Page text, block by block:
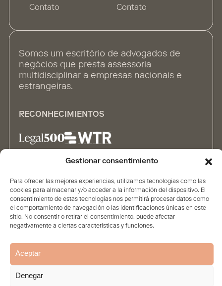
Gestionar consentimiento
Para ofrecer las mejores experiencias, utilizamos tecnologías como las
cookies para almacenar y/o acceder a la información del dispositivo. El
consentimiento de estas tecnologías nos permitirá procesar datos como
el comportamiento de navegación o las identificaciones únicas en este
sitio. No consentir o retirar el consentimiento, puede afectar
negativamente a ciertas características y funciones.
Aceptar
Denegar
Contato Contato
Somos um escritório de advogados de
negócios que presta assessoria
multidisciplinar a empresas nacionais e
estrangeiras.
RECONHECIMIENTOS
HomeA Sociedade
Aviso legal e proteção de
dados
Política de
Política de